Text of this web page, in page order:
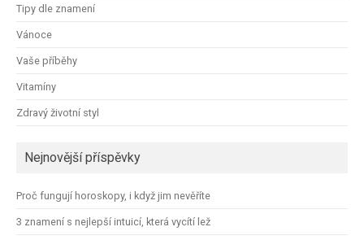
Tipy dle znamení
Vánoce
Vaše příběhy
Vitamíny
Zdravý životní styl
Nejnovější příspěvky
Proč fungují horoskopy, i když jim nevěříte
3 znamení s nejlepší intuicí, která vycítí lež